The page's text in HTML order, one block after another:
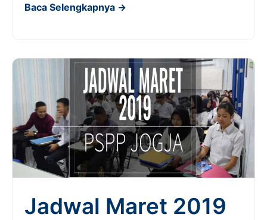
Baca Selengkapnya →
Jadwal Maret 2019